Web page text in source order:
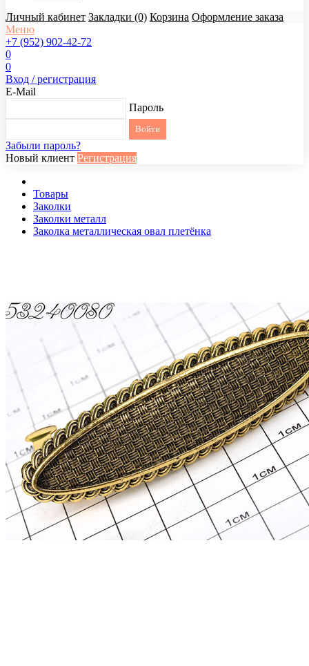
Личный кабинет Закладки (0) Корзина Оформление заказа
Меню
+7 (952) 902-42-72
0
0
Вход / регистрация
E-Mail
Пароль
Забыли пароль?
Новый клиент Регистрация
Товары
Заколки
Заколки металл
Заколка металлическая овал плетёнка